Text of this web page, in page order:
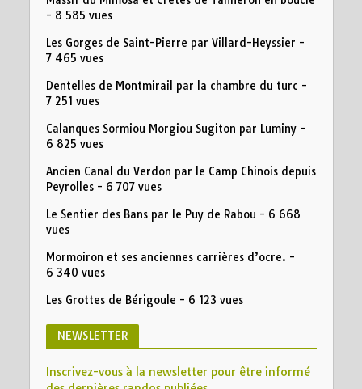
- 8 585 vues
Les Gorges de Saint-Pierre par Villard-Heyssier -
7 465 vues
Dentelles de Montmirail par la chambre du turc -
7 251 vues
Calanques Sormiou Morgiou Sugiton par Luminy-
6 825 vues
Ancien Canal du Verdon par le Camp Chinois depuis
Peyrolles- 6 707 vues
Le Sentier des Bans par le Puy de Rabou - 6 668
vues
Mormoiron et ses anciennes carrières d’ocre. -
6 340 vues
Les Grottes de Bérigoule - 6 123 vues
NEWSLETTER
Inscrivez-vous à la newsletter pour être informé